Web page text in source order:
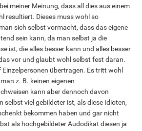
meiner Meinung, dass all dies aus einem
resultiert. Dieses muss wohl so
sich selbst vormacht, dass das eigene
sein kann, da man selbst ja die
ist, die alles besser kann und alles besser
vor und glaubt wohl selbst fest daran.
übertragen. Es tritt wohl
z. B. keinen eigenen
kann aber dennoch davon
selbst viel gebildeter ist, als diese Idioten,
bekommen haben und gar nicht
als hochgebildeter Audodikat diesen ja